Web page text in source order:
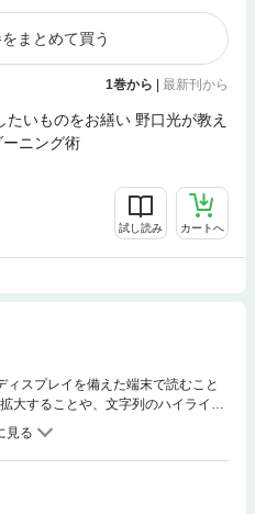
まとめて買う
1巻から | 最新刊から
たいものをお繕い 野口光が教え
ニング術
試し読み カートへ
スプレイを備えた端末で読むこと
大することや、文字列のハイライ
能が使用できません。「小学校の家
の技法を伝える『大切にしたいもの
ーニング術』（秀和システム刊）。
追加して、表紙の装いも新たにしま